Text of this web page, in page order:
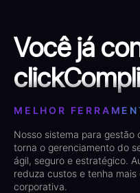
Você já
MELHOR
Nosso sistema para gestão
torna o gerenciamento do
ágil, seguro e estratégico.
reduza custos e tenha
corporativa.